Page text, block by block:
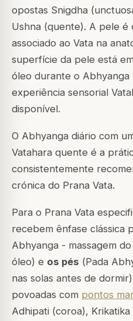
opostas Snigdha
Ushna (quente). A pele é
associado ao Vata na
superfície da pele está
óleo durante o
experiência sensorial
disponível.
O Abhyanga diário com
Vatahara quente é a
consistentemente
crónica do Prana Vata.
Para o Prana Vata
recebem ênfase clássica
Abhyanga - massagem
óleo) e os pés (Pada
nas solas antes de
povoadas com pontos
Adhipati (coroa),